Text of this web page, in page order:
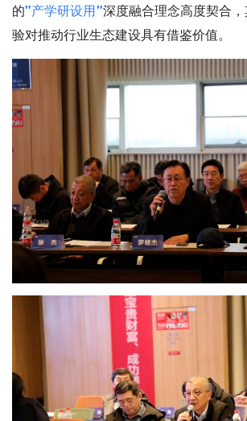
的"产学研设用"深度融合理念高度契合
验对推动行业生态建设具有借鉴价值。